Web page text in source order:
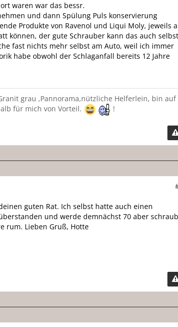
waren war das bessr.
und dann Spülung Puls konservierung
Produkte von Ravenol und Liqui Moly, jeweils
können, der gute Schrauber kann das auch
fast nichts mehr selbst am Auto, weil ich immer
habe obwohl der Schlaganfall bereits 12 Jahre
grau ,Pannorama,nützliche Helferlein, bin auf
für mich von Vorteil.
!
guten Rat. Ich selbst hatte auch einen
und werde demnächst 70 aber
rum. Lieben Gruß, Hotte